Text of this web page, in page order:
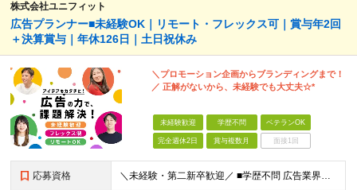
株式会社ユニフィット
広告プランナー■未経験OK｜リモート・フレックス可｜賞与年2回
＋決算賞与｜年休126日｜土日祝休み
＼プロモーション企画からブランディングまで！
／ 正解がないから、未経験でも大丈夫☆*
未経験歓迎 学歴不問 ベテランOK
完全週休2日 賞与複数月 面接1回
応募資格 ＼未経験・第二新卒歓迎／ ■学歴不問 広告業界の知識や経験は一切不問。 未経験から活躍している先輩が多数在籍中です！ ＜こんな方にオススメです！＞ ◎広告・マーケティングの世界に興味がある ◎自